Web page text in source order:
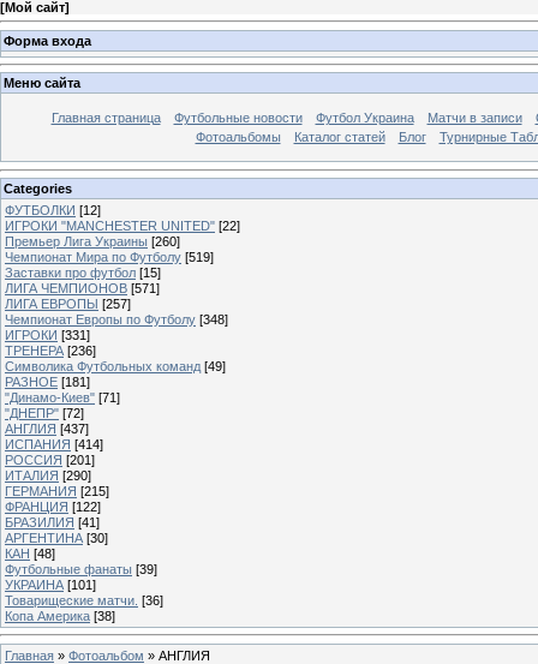
[Мой сайт]
Форма входа
Меню сайта
Главная страница Футбольные новости Футбол Украина Матчи в записи
Фотоальбомы
Каталог статей Блог Турнирные
Categories
ФУТБОЛКИ [12]
ИГРОКИ "MANCHESTER UNITED" [22]
Премьер Лига Украины [260]
Чемпионат Мира по Футболу [519]
Заставки про футбол [15]
ЛИГА ЧЕМПИОНОВ [571]
ЛИГА ЕВРОПЫ [257]
Чемпионат Европы по Футболу [348]
ИГРОКИ [331]
ТРЕНЕРА [236]
Символика Футбольных команд [49]
РАЗНОЕ [181]
"Динамо-Киев" [71]
"ДНЕПР" [72]
АНГЛИЯ [437]
ИСПАНИЯ [414]
РОССИЯ [201]
ИТАЛИЯ [290]
ГЕРМАНИЯ [215]
ФРАНЦИЯ [122]
БРАЗИЛИЯ [41]
АРГЕНТИНА [30]
КАН [48]
Футбольные фанаты [39]
УКРАИНА [101]
Товарищеские матчи. [36]
Копа Америка [38]
Главная » Фотоальбом » АНГЛИЯ